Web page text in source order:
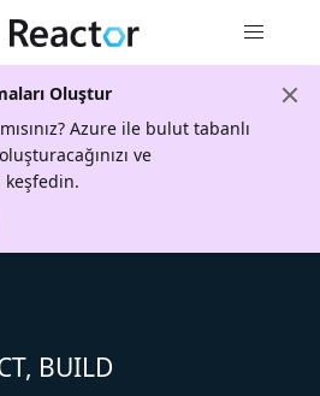
Oluştur
Azure ile bulut tabanlı
ve
BUILD